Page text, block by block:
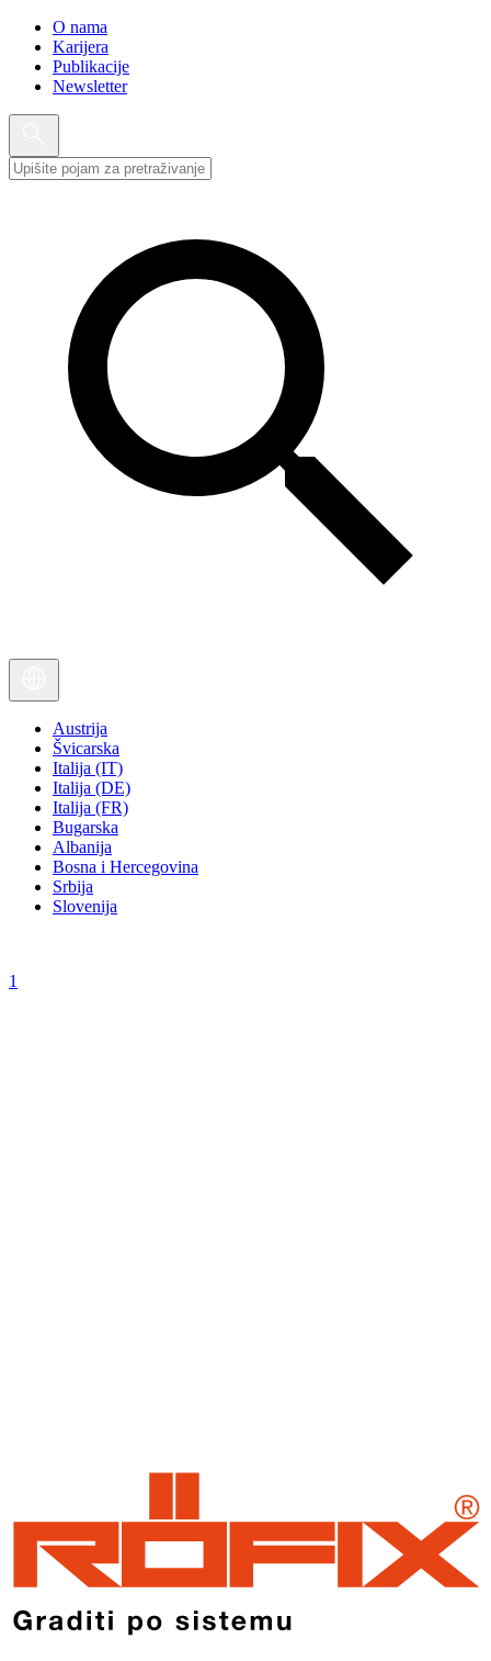
O nama
Karijera
Publikacije
Newsletter
Austrija
Švicarska
Italija (IT)
Italija (DE)
Italija (FR)
Bugarska
Albanija
Bosna i Hercegovina
Srbija
Slovenija
1